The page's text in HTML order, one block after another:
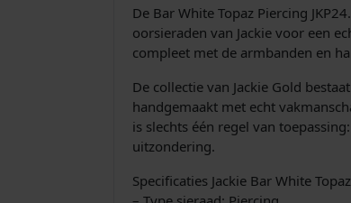
De Bar White Topaz Piercing
oorsieraden van Jackie voor een
compleet met de armbanden en
De collectie van Jackie Gold
handgemaakt met echt
is slechts één regel van
uitzondering.
Specificaties Jackie Bar White